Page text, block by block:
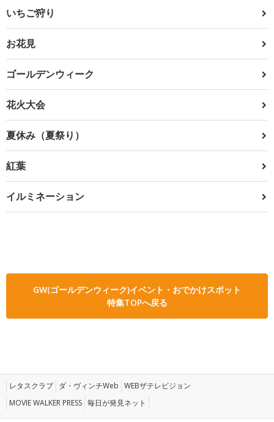
いちご狩り
お花見
ゴールデンウィーク
花火大会
夏休み（夏祭り）
紅葉
イルミネーション
GW(ゴールデンウィーク)イベント・おでかけスポット
特集TOPへ戻る
レタスクラブ ダ・ヴィンチWeb WEBザテレビジョン
MOVIE WALKER PRESS 毎日が発見ネット